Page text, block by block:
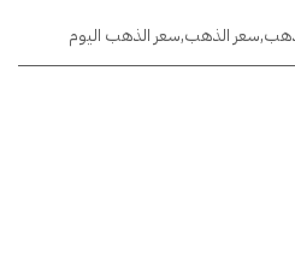
,سعر الذهب,سعر الذهب اليوم